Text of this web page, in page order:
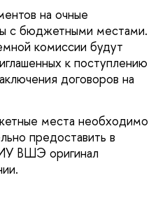
на очные
с бюджетными местами.
комиссии будут
к поступлению
договоров на
места необходимо
предоставить в
ВШЭ оригинал